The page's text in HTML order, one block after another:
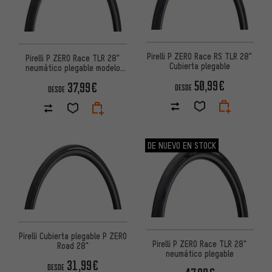
Pirelli P ZERO Race TLR 28"
neumático plegable modelo
DESDE 37,99€
Pirelli P ZERO Race RS TLR 28"
Cubierta plegable
DESDE 50,99€
Pirelli Cubierta plegable P ZERO
Road 28"
DESDE 31,99€
DE NUEVO EN STOCK
Pirelli P ZERO Race TLR 28"
neumático plegable